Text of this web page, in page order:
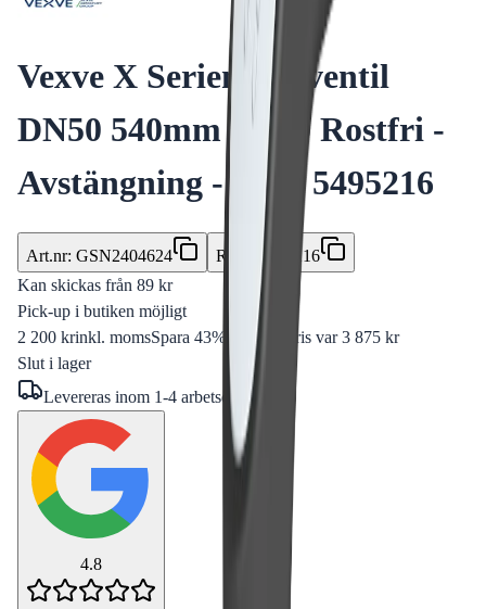
Vexve X Serien Kulventil
DN50 540mm PN40 Rostfri -
Avstängning - RSK 5495216
Art.nr: GSN2404624 RSK
5495216
Kan skickas från 89 kr
Pick-up i butiken möjligt
2 200 krinkl. momsSpara 43% Tidigare pris var 3 875 kr
Slut i lager
Levereras inom 1-4 arbetsdagar
4.8